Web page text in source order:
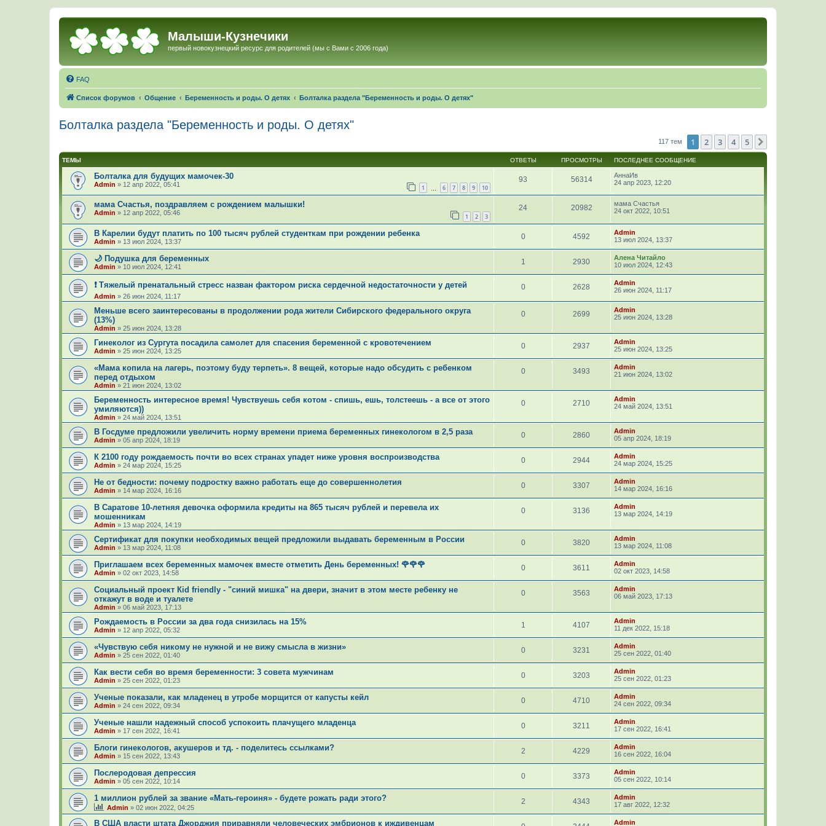
Малыши-Кузнечики
первый новокузнецкий ресурс для родителей (мы с Вами с 2006 года)
FAQ
Список форумов Общение Беременность и роды. О детях Болталка раздела "Беременность и роды. О детях"
Болталка раздела "Беременность и роды. О детях"
117 тем 1 2 3 4 5
ТЕМЫ ОТВЕТЫ ПРОСМОТРЫ ПОСЛЕДНЕЕ СООБЩЕНИЕ
Болталка для будущих мамочек-30
Admin » 12 апр 2022, 05:41 1 6 7 8 9 10
93 56314
АннаИв
24 апр 2023, 12:20
мама Счастья, поздравляем с рождением малышки!
Admin » 12 апр 2022, 05:46 1 2 3
24 20982
мама Счастья
24 окт 2022, 10:51
В Карелии будут платить по 100 тысяч рублей студенткам при рождении ребенка
Admin » 13 июл 2024, 13:37
0 4592
Admin
13 июл 2024, 13:37
🌙 Подушка для беременных
Admin » 10 июл 2024, 12:41
1 2930
Алена Читайло
10 июл 2024, 12:43
❗ Тяжелый пренатальный стресс назван фактором риска сердечной недостаточности у детей
Admin » 26 июн 2024, 11:17
0 2628
Admin
26 июн 2024, 11:17
Меньше всего заинтересованы в продолжении рода жители Сибирского федерального округа
(13%)
Admin » 25 июн 2024, 13:28
0 2699
Admin
25 июн 2024, 13:28
Гинеколог из Сургута посадила самолет для спасения беременной с кровотечением
Admin » 25 июн 2024, 13:25
0 2937
Admin
25 июн 2024, 13:25
«Мама копила на лагерь, поэтому буду терпеть». 8 вещей, которые надо обсудить с ребенком
перед отдыхом
Admin » 21 июн 2024, 13:02
0 3493
Admin
21 июн 2024, 13:02
Беременность интересное время! Чувствуешь себя котом - спишь, ешь, толстеешь - а все от этого
умиляются))
Admin » 24 май 2024, 13:51
0 2710
Admin
24 май 2024, 13:51
В Госдуме предложили увеличить норму времени приема беременных гинекологом в 2,5 раза
Admin » 05 апр 2024, 18:19
0 2860
Admin
05 апр 2024, 18:19
К 2100 году рождаемость почти во всех странах упадет ниже уровня воспроизводства
Admin » 24 мар 2024, 15:25
0 2944
Admin
24 мар 2024, 15:25
Не от бедности: почему подростку важно работать еще до совершеннолетия
Admin » 14 мар 2024, 16:16
0 3307
Admin
14 мар 2024, 16:16
В Саратове 10-летняя девочка оформила кредиты на 865 тысяч рублей и перевела их
мошенникам
Admin » 13 мар 2024, 14:19
0 3136
Admin
13 мар 2024, 14:19
Сертификат для покупки необходимых вещей предложили выдавать беременным в России
Admin » 13 мар 2024, 11:08
0 3820
Admin
13 мар 2024, 11:08
Приглашаем всех беременных мамочек вместе отметить День беременных! 🌹🌹🌹
Admin » 02 окт 2023, 14:58
0 3611
Admin
02 окт 2023, 14:58
Социальный проект Кid friendly - "синий мишка" на двери, значит в этом месте ребенку не
откажут в воде и туалете
Admin » 06 май 2023, 17:13
0 3563
Admin
06 май 2023, 17:13
Рождаемость в России за два года снизилась на 15%
Admin » 12 апр 2022, 05:32
1 4107
Admin
11 дек 2022, 15:18
«Чувствую себя никому не нужной и не вижу смысла в жизни»
Admin » 25 сен 2022, 01:40
0 3231
Admin
25 сен 2022, 01:40
Как вести себя во время беременности: 3 совета мужчинам
Admin » 25 сен 2022, 01:23
0 3203
Admin
25 сен 2022, 01:23
Ученые показали, как младенец в утробе морщится от капусты кейл
Admin » 24 сен 2022, 09:34
0 4710
Admin
24 сен 2022, 09:34
Ученые нашли надежный способ успокоить плачущего младенца
Admin » 17 сен 2022, 16:41
0 3211
Admin
17 сен 2022, 16:41
Блоги гинекологов, акушеров и тд. - поделитесь ссылками?
Admin » 15 сен 2022, 13:43
2 4229
Admin
16 сен 2022, 16:04
Послеродовая депрессия
Admin » 05 сен 2022, 10:14
0 3373
Admin
05 сен 2022, 10:14
1 миллион рублей за звание «Мать-героиня» - будете рожать ради этого?
Admin » 02 июн 2022, 04:25
2 4343
Admin
17 авг 2022, 12:32
В США власти штата Джорджия приравняли человеческих эмбрионов к иждивенцам
Admin